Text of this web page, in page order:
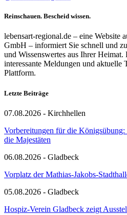
Reinschauen. Bescheid wissen.
lebensart-regional.de – eine Website
GmbH – informiert Sie schnell und
und Wissenswertes aus Ihrer
interessante Meldungen und aktuelle
Plattform.
Letzte Beiträge
07.08.2026 - Kirchhellen
Vorbereitungen für die Königsübung:
die Majestäten
06.08.2026 - Gladbeck
Vorplatz der Mathias-Jakobs-
05.08.2026 - Gladbeck
Hospiz-Verein Gladbeck zeigt